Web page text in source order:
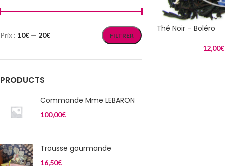
FILTRER
Prix : 10€ — 20€
PRODUCTS
Commande Mme LEBARON
100,00€
Trousse gourmande
16,50€
Thé Noir – Boléro
12,00€